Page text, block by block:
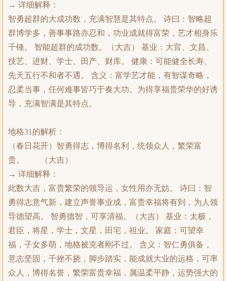
→ 详细解释：
智勇超群的大成功数，充满智慧是其特点。 诗曰：智略超
群博学多，善事事路亦忍和，功业成就得富荣，艺才相身乐
千锺。 智能超群的成功数。（大吉） 基业：大官、文昌、
技艺、进财、学士、田产、财库。 健康：可能健全长寿、
先天五行不和者不遇。 含义：富学艺才能，有智谋奇略，
忍柔当事，任何难事皆巧于奏大功。为得享福贵荣华的好诱
导，充满智满是其特点。
地格31的解析：
（春日花开）智勇得志，博得名利，统领众人，繁荣富
贵。 （大吉）
→ 详细解释：
此数大吉，富贵繁荣的领导运，女性用亦无妨。 诗曰：智
勇得志意气新，建立声誉事业成，富贵幸福将有到，为人领
导德望高。 智勇德智，可享清福。（大吉） 基业：太极，
君臣，将星，学士，文星，田宅，祖业。 家庭：可望幸
福，子女多萌，地格被克者刚不过。 含义：智仁勇俱备，
意志坚固，千挫不挠，脚步踏实，能成就大业的运格，可率
众人，博得名誉，繁荣富贵幸福，属温柔平静，运势强大的